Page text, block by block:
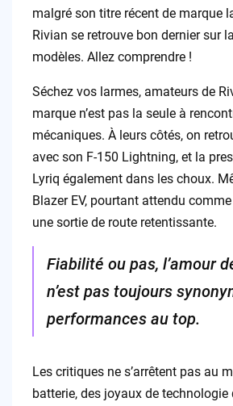
malgré son titre récent de marque
Rivian se retrouve bon dernier sur
modèles. Allez comprendre !
Séchez vos larmes, amateurs de
marque n’est pas la seule à
mécaniques. À leurs côtés, on
avec son F-150 Lightning, et la
Lyriq également dans les choux.
Blazer EV, pourtant attendu
une sortie de route retentissante.
Fiabilité ou pas, l’amour
n’est pas toujours
performances au top.
Les critiques ne s’arrêtent pas au
batterie, des joyaux de technologie